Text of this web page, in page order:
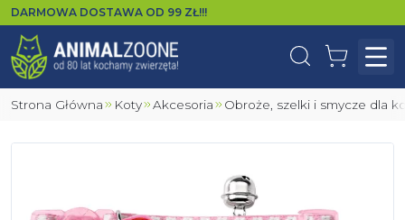
DARMOWA DOSTAWA OD 99 ZŁ!!!
WyszukajKoszyk
Strona Główna Koty Akcesoria Obroże, szelki i smycze dla